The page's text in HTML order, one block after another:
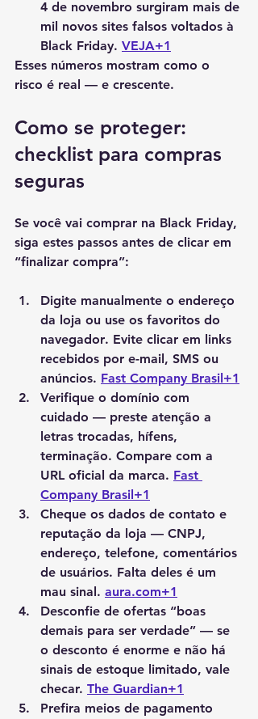
4 de novembro surgiram mais de
mil novos sites falsos voltados à
Black Friday. VEJA+1
Esses números mostram como o
risco é real — e crescente.
Como se proteger:
checklist para compras
seguras
Se você vai comprar na Black Friday,
siga estes passos antes de clicar em
“finalizar compra”:
Digite manualmente o endereço
da loja ou use os favoritos do
navegador. Evite clicar em links
recebidos por e-mail, SMS ou
anúncios. Fast Company Brasil+1
Verifique o domínio com
cuidado — preste atenção a
letras trocadas, hífens,
terminação. Compare com a
URL oficial da marca. Fast
Company Brasil+1
Cheque os dados de contato e
reputação da loja — CNPJ,
endereço, telefone, comentários
de usuários. Falta deles é um
mau sinal. aura.com+1
Desconfie de ofertas “boas
demais para ser verdade” — se
o desconto é enorme e não há
sinais de estoque limitado, vale
checar. The Guardian+1
Prefira meios de pagamento